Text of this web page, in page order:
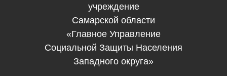
учреждение
Самарской области
«Главное Управление
Социальной Защиты Населения
Западного округа»